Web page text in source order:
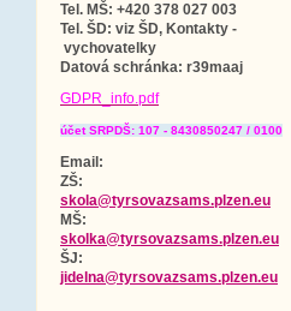
Tel. MŠ: +420 378 027 003
Tel. ŠD: viz ŠD, Kontakty -
vychovatelky
Datová schránka: r39maaj
GDPR_info.pdf
účet SRPDŠ: 107 - 8430850247 / 0100
Email:
ZŠ:
skola@tyrsovazsams.plzen.eu
MŠ:
skolka@tyrsovazsams.plzen.eu
ŠJ:
jidelna@tyrsovazsams.plzen.eu